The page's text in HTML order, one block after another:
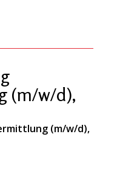
(m/w/d),
(m/w/d),